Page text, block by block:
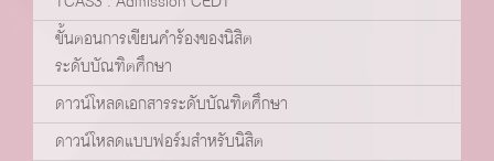
ขั้นตอนการเขียนคำร้องของนิสิต
ระดับบัณฑิตศึกษา
ดาวน์โหลดเอกสารระดับบัณฑิตศึกษา
ดาวน์โหลดแบบฟอร์มสำหรับนิสิต